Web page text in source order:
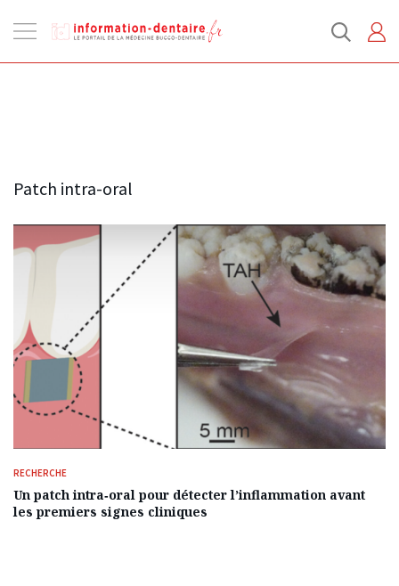
la
Patch intra-oral
RECHERCHE
Un patch intra‑oral pour détecter l’inflammation avant
les premiers signes cliniques